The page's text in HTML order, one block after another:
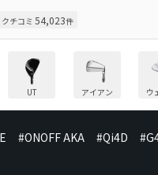
クチコミ 54,023件
UT アイアン ウ
#ONOFF AKA #Qi4D